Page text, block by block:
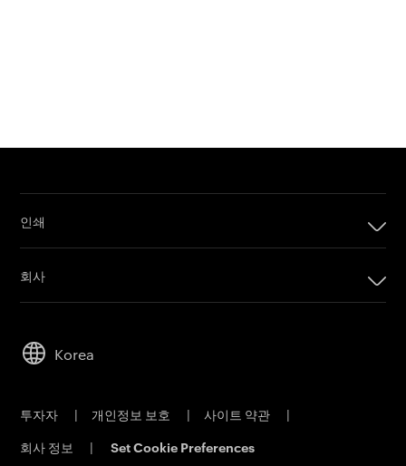
인쇄
디지털 인쇄 제품
오프셋 인쇄 제품
고객 포털
회사
리더십
지속 가능성
물질 안전 보건 자료
연락처
Korea
투자자 | 개인정보 보호 | 사이트 약관 |
회사 정보 | Set Cookie Preferences